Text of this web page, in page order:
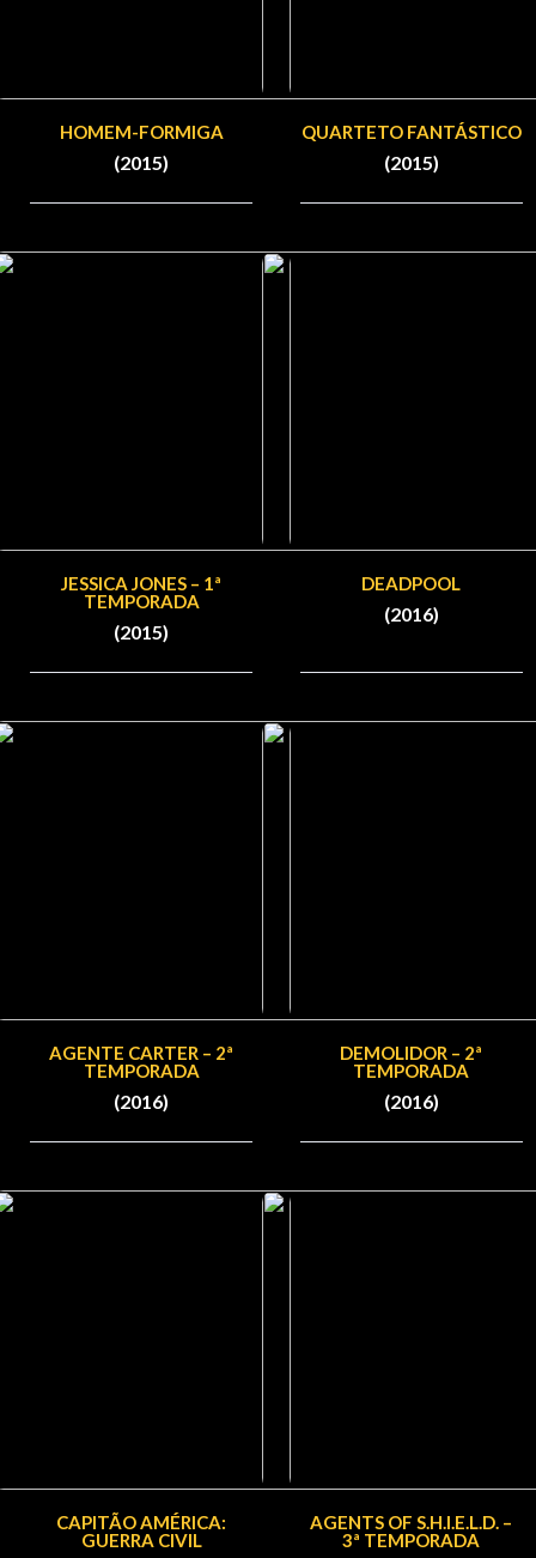
HOMEM-FORMIGA
(2015)
QUARTETO FANTÁSTICO
(2015)
JESSICA JONES – 1ª
TEMPORADA
(2015)
DEADPOOL
(2016)
AGENTE CARTER – 2ª
TEMPORADA
(2016)
DEMOLIDOR – 2ª
TEMPORADA
(2016)
CAPITÃO AMÉRICA:
GUERRA CIVIL
AGENTS OF S.H.I.E.L.D. –
3ª TEMPORADA